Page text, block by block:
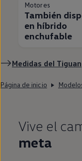
Motores
También
en híbrido
enchufable
Medidas del Tiguan
Página de inicio
Vive el
meta